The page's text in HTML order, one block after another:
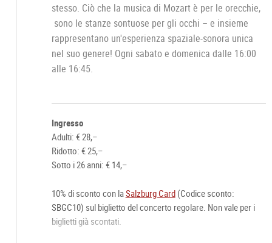
stesso. Ciò che la musica di Mozart è per le orecchie,
sono le stanze sontuose per gli occhi – e insieme
rappresentano un'esperienza spaziale-sonora unica
nel suo genere! Ogni sabato e domenica dalle 16:00
alle 16:45.
Ingresso
Adulti: € 28,–
Ridotto: € 25,–
Sotto i 26 anni: € 14,–
10% di sconto con laSalzburg Card(Codice sconto:
SBGC10) sul biglietto del concerto regolare. Non vale per i
biglietti già scontati.